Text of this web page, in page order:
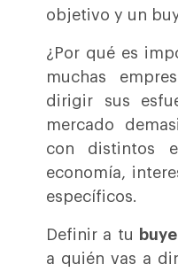
objetivo y un
¿Por qué es
muchas
dirigir sus
mercado
con distintos
economía,
específicos.
Definir a tu
a quién vas a